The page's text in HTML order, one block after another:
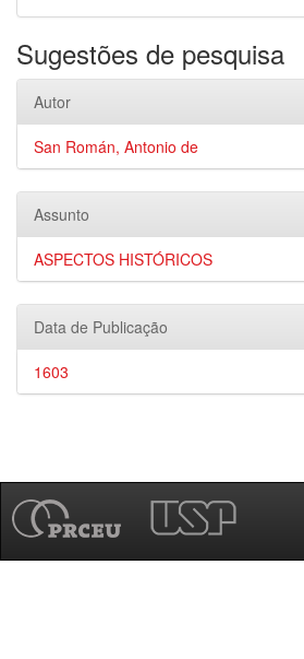
Sugestões de pesquisa
Autor
San Román, Antonio de
Assunto
ASPECTOS HISTÓRICOS
Data de Publicação
1603